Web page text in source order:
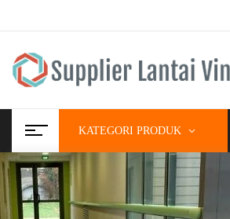
KATEGORI PRODUK